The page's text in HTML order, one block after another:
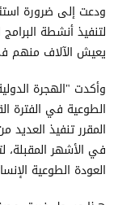
ودعت إلى ضرورة
لتنفيذ أنشطة البرامج
يعيش الآلاف منهم
وأكدت "الهجرة
الطوعية في الفترة
المقرر تنفيذ العديد
في الأشهر المقبلة،
العودة الطوعية